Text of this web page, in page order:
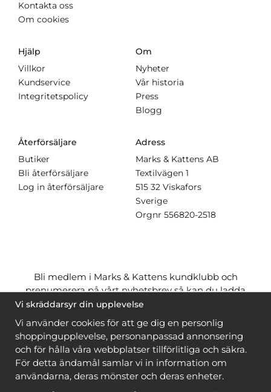
Kontakta oss
Om cookies
Hjälp
Villkor
Kundservice
Integritetspolicy
Om
Nyheter
Vår historia
Press
Blogg
Återförsäljare
Butiker
Bli återförsäljare
Log in återförsäljare
Adress
Marks & Kattens AB
Textilvägen 1
515 32 Viskafors
Sverige
Orgnr 556820-2518
Bli medlem i Marks & Kattens kundklubb och
prenumerera på vårt nyhetsbrev så kan du ladda
ner många mönstergratisoch få många
när du handlar garn till mönstret. Du ser vilka som
är
gratis när du är inloggad
Bli medlem
Vi skräddarsyr din upplevelse
Vi använder cookies för att ge dig en personlig
shoppingupplevelse, personanpassad annonsering
och för hålla våra webbplatser tillförlitliga och säkra.
För detta ändamål samlar vi in information om
användarna, deras mönster och deras enheter.